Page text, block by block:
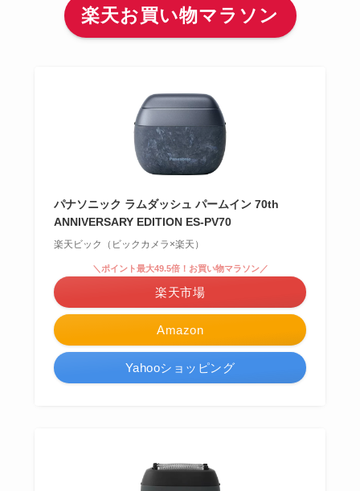
楽天お買い物マラソン
パナソニック ラムダッシュ パームイン 70th
ANNIVERSARY EDITION ES-PV70
楽天ビック（ビックカメラ×楽天）
Amazon
＼ポイント最大49.5倍！お買い物マラソン／
楽天市場
Yahooショッピング